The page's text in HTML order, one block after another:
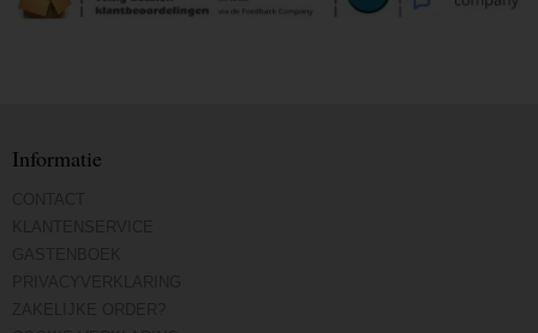
Informatie